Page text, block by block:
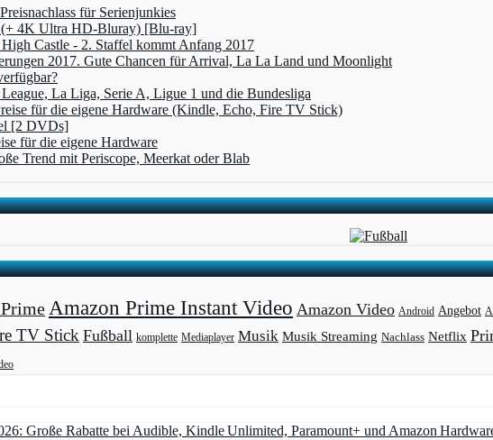
für Serienjunkies
(+ 4K Ultra HD-Bluray) [Blu-ray]
Castle - 2. Staffel kommt Anfang 2017
2017. Gute Chancen für Arrival, La La Land und Moonlight
La Liga, Serie A, Ligue 1 und die Bundesliga
für die eigene Hardware (Kindle, Echo, Fire TV Stick)
[2 DVDs]
für die eigene Hardware
Trend mit Periscope, Meerkat oder Blab
Amazon Prime Instant Video Amazon Video Android Angebot
TV Stick Fußball komplette Mediaplayer Musik Musik Streaming Nachlass Netflix
Große Rabatte bei Audible, Kindle Unlimited, Paramount+ und Amazon